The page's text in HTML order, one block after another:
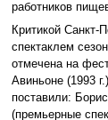
работников
Критикой Санкт-
спектаклем
отмечена на
Авиньоне (1993
поставили:
(премьерные